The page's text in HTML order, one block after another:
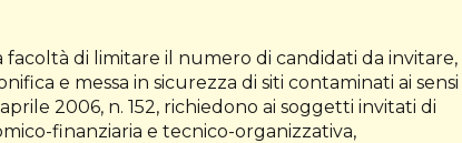
di limitare il numero di candidati da invitare,
e messa in sicurezza di siti contaminati ai sensi
2006, n. 152, richiedono ai soggetti invitati di
finanziaria e tecnico-organizzativa,